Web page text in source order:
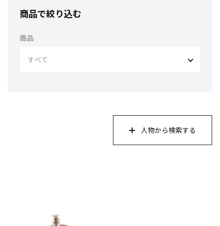
商品で絞り込む
商品
人物から検索する